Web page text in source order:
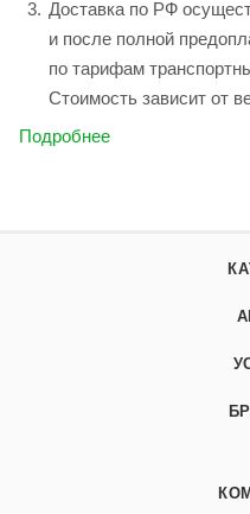
Доставка по РФ
и после полной
по тарифам
Стоимость зависит от
Подробнее